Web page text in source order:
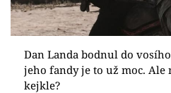
Sledujte prima+
Přihlášení
Dan Landa bodnul do
jeho fandy je to už moc. Ale
kejkle?